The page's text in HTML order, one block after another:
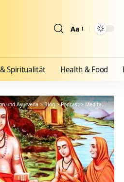
Aa
Spiritualität Health & Food
und Ayurveda>Blog>Podcast>Meditationsanleitung